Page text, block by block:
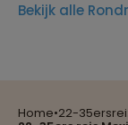
Home•22-
Bekijk alle
Reizen